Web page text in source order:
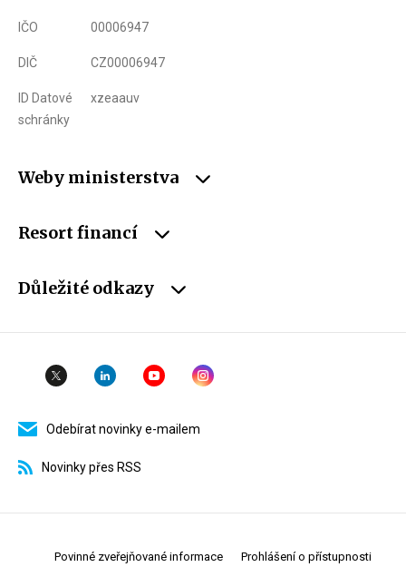
IČO 00006947
DIČ CZ00006947
ID Datové
schránky
xzeaauv
Weby ministerstva
Resort financí
Důležité odkazy
Odebírat novinky e-mailem
Novinky přes RSS
Povinné zveřejňované informace Prohlášení o přístupnosti